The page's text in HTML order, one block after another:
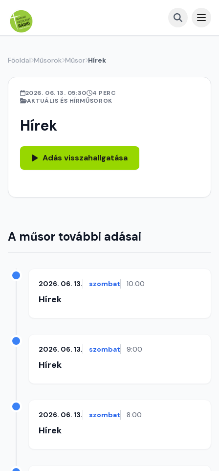
Főoldal Műsorok Műsor Hírek
2026. 06. 13. 05:30
4 PERC
AKTUÁLIS ÉS HÍRMŰSOROK
Hírek
Adás visszahallgatása
A műsor további adásai
2026. 06. 13. szombat 10:00
Hírek
2026. 06. 13. szombat 9:00
Hírek
2026. 06. 13. szombat 8:00
Hírek